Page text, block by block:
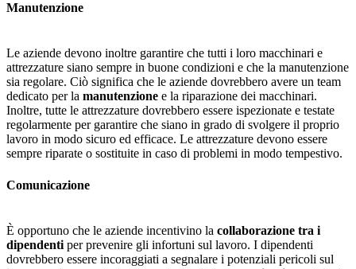
Manutenzione
Le aziende devono inoltre garantire che tutti i loro macchinari e
attrezzature siano sempre in buone condizioni e che la manutenzione
sia regolare. Ciò significa che le aziende dovrebbero avere un team
dedicato per la manutenzione e la riparazione dei macchinari.
Inoltre, tutte le attrezzature dovrebbero essere ispezionate e testate
regolarmente per garantire che siano in grado di svolgere il proprio
lavoro in modo sicuro ed efficace. Le attrezzature devono essere
sempre riparate o sostituite in caso di problemi in modo tempestivo.
Comunicazione
È opportuno che le aziende incentivino la collaborazione tra i
dipendenti per prevenire gli infortuni sul lavoro. I dipendenti
dovrebbero essere incoraggiati a segnalare i potenziali pericoli sul